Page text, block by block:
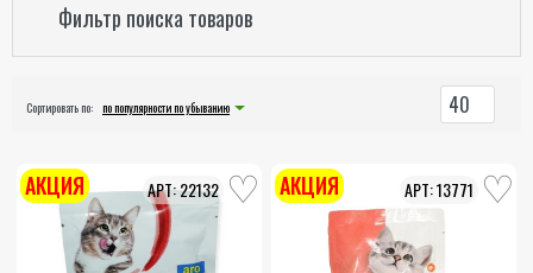
Фильтр поиска товаров
Сортировать по: по популярности по убыванию 40
22132
АКЦИЯ 13771
АКЦИЯ